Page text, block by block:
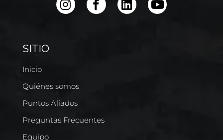
SITIO
Inicio
Quiénes somos
Puntos Aliados
Preguntas Frecuentes
Equipo